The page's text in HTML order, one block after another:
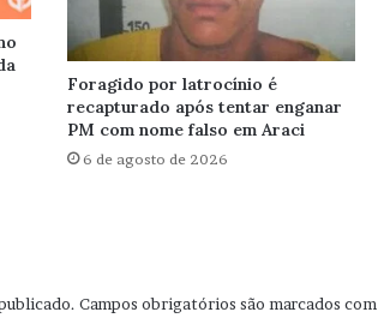
Foragido por latrocínio é
recapturado após tentar enganar
PM com nome falso em Araci
6 de agosto de 2026
Campos obrigatórios são marcados com